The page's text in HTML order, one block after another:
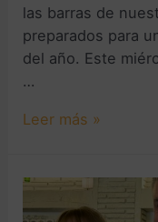
las barras de
preparados para
del año. Este
…
Leer más »